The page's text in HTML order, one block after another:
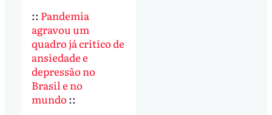
:: Pandemia
agravou um
quadro já crítico de
ansiedade e
depressão no
Brasil e no
mundo ::